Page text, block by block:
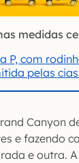
medidas
P, com
pelas
Canyon
e fazendo
e outra.